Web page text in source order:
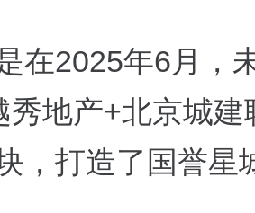
在2025年6月，
秀地产+北京城
，打造了国誉星